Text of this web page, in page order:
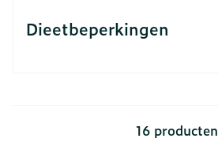
Dieetbeperkingen
16 producten